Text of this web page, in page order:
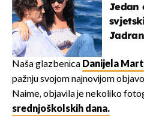
Jedan
Naša glazbenica Danijela
pažnju svojom najnovijom
Naime, objavila je nekoliko
srednjoškolskih dana.